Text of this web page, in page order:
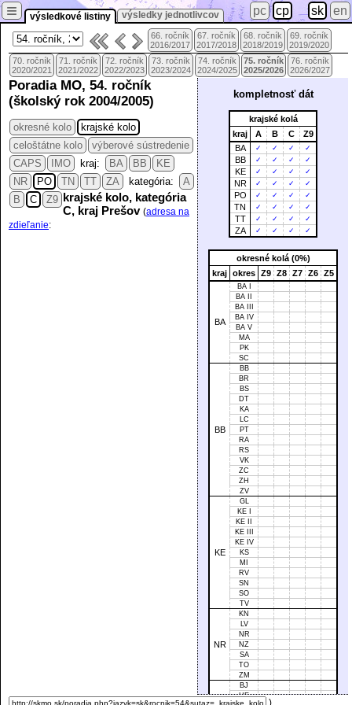
výsledkové listiny výsledky jednotlivcov
≡ pc cp sk en
66. ročník
2016/2017
67. ročník
2017/2018
68. ročník
2018/2019
69. ročník
2019/2020
70. ročník
2020/2021
71. ročník
2021/2022
72. ročník
2022/2023
73. ročník
2023/2024
74. ročník
2024/2025
75. ročník
2025/2026
76. ročník
2026/2027
kompletnosť dát
krajské kolá
kraj
A B C
Z9
BA
✓ ✓ ✓ ✓
BB ✓ ✓ ✓ ✓
KE ✓ ✓ ✓ ✓
NR ✓ ✓ ✓ ✓
PO ✓ ✓ ✓ ✓
TN ✓ ✓ ✓ ✓
TT ✓ ✓ ✓ ✓
ZA ✓ ✓ ✓ ✓
okresné kolá (0%)
kraj okres Z9 Z8 Z7 Z6 Z5
BA
BA I
BA II
BA III
BA IV
BA V
MA
PK
SC
BB
BB
BR
BS
DT
KA
LC
PT
RA
RS
VK
ZC
ZH
ZV
KE
GL
KE I
KE II
KE III
KE IV
KS
MI
RV
SN
SO
TV
NR
KN
LV
NR
NZ
SA
TO
ZM
BJ
HE
Poradia MO, 54. ročník
(školský rok 2004/2005)
okresné kolo
krajské kolo
celoštátne kolo
výberové sústredenie
CAPS
IMO kraj: BA BB
KE
NR
PO TN TT ZA kategória:
A
B
C Z9 krajské kolo, kategória
C, kraj Prešov (adresa na
zdieľanie: